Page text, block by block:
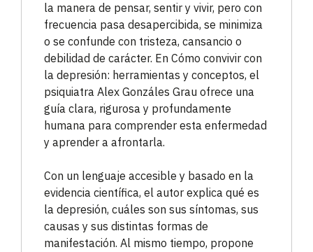
la manera de pensar, sentir y vivir, pero con
frecuencia pasa desapercibida, se minimiza
o se confunde con tristeza, cansancio o
debilidad de carácter. En Cómo convivir con
la depresión: herramientas y conceptos, el
psiquiatra Alex Gonzáles Grau ofrece una
guía clara, rigurosa y profundamente
humana para comprender esta enfermedad
y aprender a afrontarla.
Con un lenguaje accesible y basado en la
evidencia científica, el autor explica qué es
la depresión, cuáles son sus síntomas, sus
causas y sus distintas formas de
manifestación. Al mismo tiempo, propone